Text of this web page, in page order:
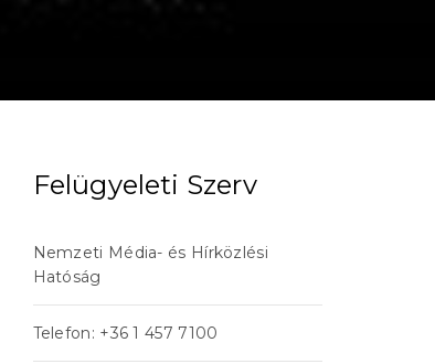
Felügyeleti Szerv
Nemzeti Média- és Hírközlési
Hatóság
Telefon: +36 1 457 7100